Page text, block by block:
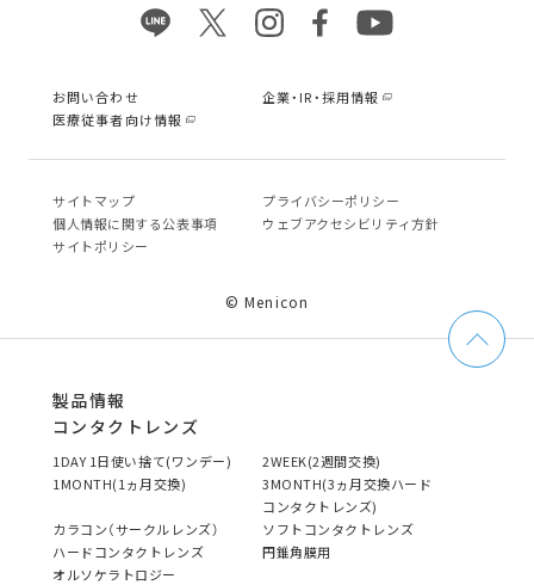
お問い合わせ
企業・IR・採用情報
医療従事者向け情報
サイトマップ
プライバシーポリシー
個⼈情報に関する公表事項
ウェブアクセシビリティ方針
サイトポリシー
© Menicon
製品情報
コンタクトレンズ
1DAY 1日使い捨て(ワンデー)
2WEEK(2週間交換)
1MONTH(1ヵ月交換)
3MONTH(3ヵ月交換ハード
コンタクトレンズ)
カラコン（サークルレンズ）
ソフトコンタクトレンズ
ハードコンタクトレンズ
円錐角膜用
オルソケラトロジー